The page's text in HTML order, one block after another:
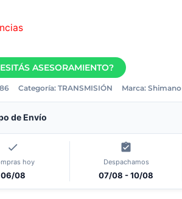
ASESORAMIENTO?
Categoría: TRANSMISIÓN Marca: Shimano
de Envío
hoy
06/08
Despachamos
07/08 - 10/08